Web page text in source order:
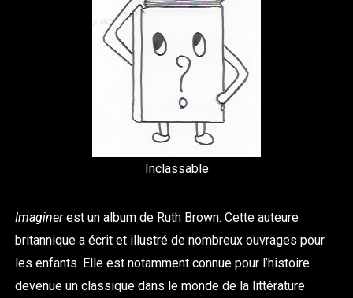
Inclassable
Imaginerest un album de Ruth Brown. Cette auteure
britannique a écrit et illustré de nombreux ouvrages pour
les enfants. Elle est notamment connue pour l’histoire
devenue un classique dans le monde de la littérature